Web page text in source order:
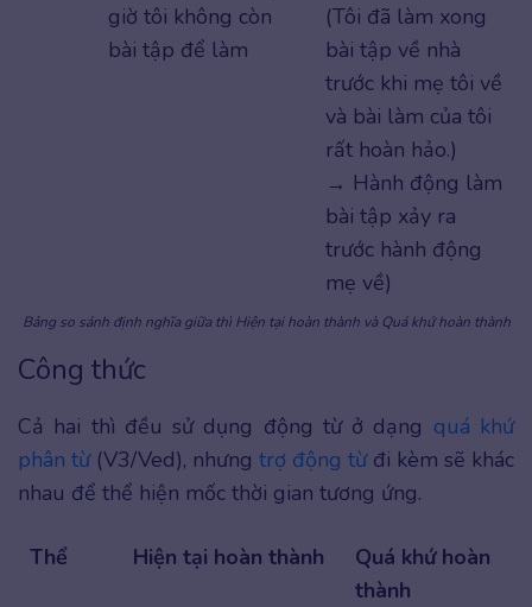
giờ tôi không còn
bài tập để làm
(Tôi đã làm xong
bài tập về nhà
trước khi mẹ tôi về
và bài làm của tôi
rất hoàn hảo.)
→ Hành động làm
bài tập xảy ra
trước hành động
mẹ về)
Bảng so sánh định nghĩa giữa thì Hiện tại hoàn thành và Quá khứ hoàn thành
Công thức
Cả hai thì đều sử dụng động từ ở dạng quá khứ
phân từ(V3/Ved), nhưng trợ động từđi kèm sẽ khác
nhau để thể hiện mốc thời gian tương ứng.
Thể Hiện tại hoàn thành
Quá khứ hoàn
thành